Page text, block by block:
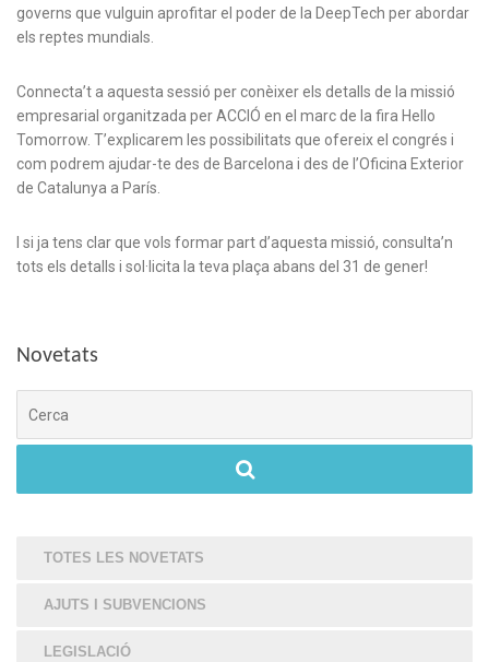
governs que vulguin aprofitar el poder de la DeepTech per abordar
els reptes mundials.
Connecta’t a aquesta sessió per conèixer els detalls de la missió
empresarial organitzada per ACCIÓ en el marc de la fira Hello
Tomorrow. T’explicarem les possibilitats que ofereix el congrés i
com podrem ajudar-te des de Barcelona i des de l’Oficina Exterior
de Catalunya a París.
I si ja tens clar que vols formar part d’aquesta missió, consulta’n
tots els detalls i sol·licita la teva plaça abans del 31 de gener!
Novetats
TOTES LES NOVETATS
AJUTS I SUBVENCIONS
LEGISLACIÓ